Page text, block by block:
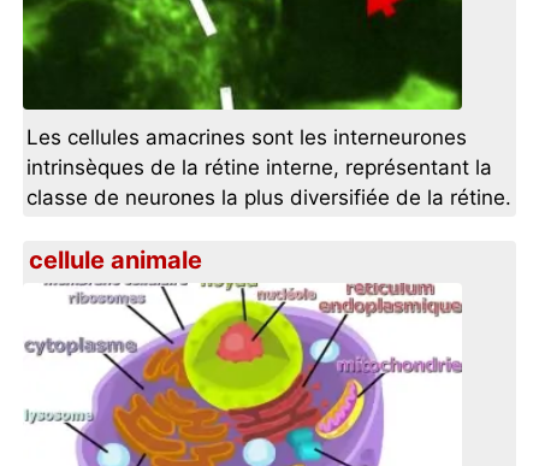
Les cellules amacrines sont les interneurones
intrinsèques de la rétine interne, représentant la
classe de neurones la plus diversifiée de la rétine.
cellule animale